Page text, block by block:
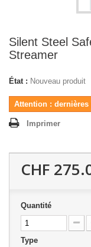
Silent Steel
Streamer
État : Nouveau produit
Attention :
Imprimer
CHF
Quantité
Type